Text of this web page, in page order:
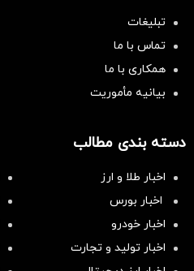
تبلیغات
تماس با ما
همکاری با ما
بیانیه مأموریت
دسته بندی مطالب
اخبار طلا و ارز
اخبار بورس
اخبار خودرو
اخبار تولید و تجارت